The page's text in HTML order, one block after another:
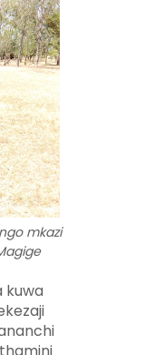
mkazi
kuwa